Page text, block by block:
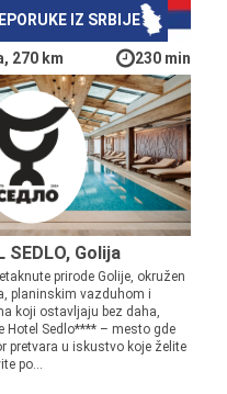
IZ SRBIJE
270 km 230 min
SEDLO, Golija
prirode Golije, okružen
planinskim vazduhom i
koji ostavljaju bez daha,
Hotel Sedlo**** – mesto gde
pretvara u iskustvo koje želite
po...